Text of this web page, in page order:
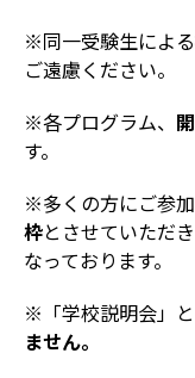
※同一受験生による
ご遠慮ください。
※各プログラム、
す。
※多くの方にご参加
枠とさせていただき
なっております。
※「学校説明会」
ません。